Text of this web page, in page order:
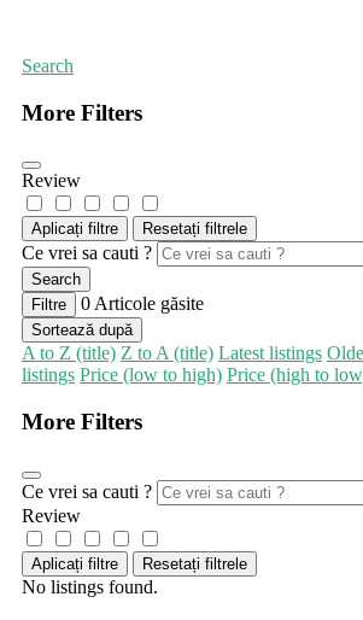
Search
More Filters
Review
Aplicați filtre Resetați filtrele
Ce vrei sa cauti ?
Search
Filtre
0 Articole găsite
Sortează după
A to Z (title) Z to A (title) Latest listings
listings Price (low to high) Price (high to
More Filters
Ce vrei sa cauti ?
Review
Aplicați filtre Resetați filtrele
No listings found.